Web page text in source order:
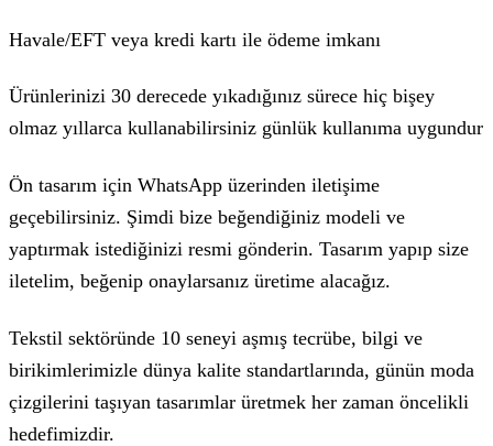
Havale/EFT veya kredi kartı ile ödeme imkanı
Ürünlerinizi 30 derecede yıkadığınız sürece hiç bişey
olmaz yıllarca kullanabilirsiniz günlük kullanıma uygundur
Ön tasarım için WhatsApp üzerinden iletişime
geçebilirsiniz. Şimdi bize beğendiğiniz modeli ve
yaptırmak istediğinizi resmi gönderin. Tasarım yapıp size
iletelim, beğenip onaylarsanız üretime alacağız.
Tekstil sektöründe 10 seneyi aşmış tecrübe, bilgi ve
birikimlerimizle dünya kalite standartlarında, günün moda
çizgilerini taşıyan tasarımlar üretmek her zaman öncelikli
hedefimizdir.